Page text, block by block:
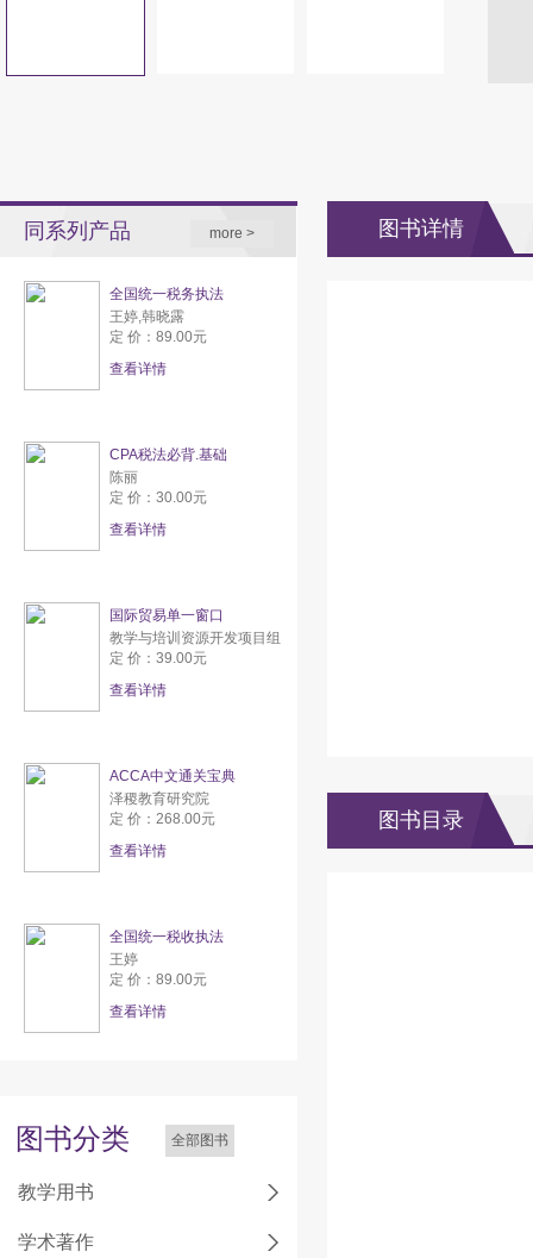
同系列产品 more >
全国统一税务执法
王婷,韩晓露
定 价：89.00元
查看详情
CPA税法必背.基础
陈丽
定 价：30.00元
查看详情
国际贸易单一窗口
教学与培训资源开发项目组
定 价：39.00元
查看详情
ACCA中文通关宝典
泽稷教育研究院
定 价：268.00元
查看详情
全国统一税收执法
王婷
定 价：89.00元
查看详情
图书分类 全部图书
教学用书
学术著作
图书详情
图书目录